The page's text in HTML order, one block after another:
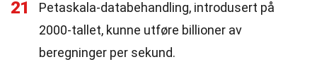
21
Petaskala-databehandling, introdusert på
2000-tallet, kunne utføre billioner av
beregninger per sekund.